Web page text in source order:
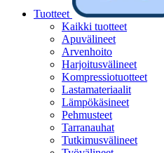
Tuotteet
Kaikki tuotteet
Apuvälineet
Arvenhoito
Harjoitusvälineet
Kompressiotuotteet
Lastamateriaalit
Lämpökäsineet
Pehmusteet
Tarranauhat
Tutkimusvälineet